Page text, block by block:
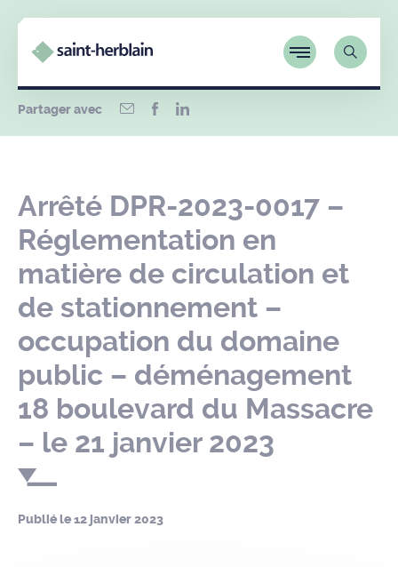
Partager avec
Arrêté DPR-2023-0017 –
Réglementation en
matière de circulation et
de stationnement –
occupation du domaine
public – déménagement
18 boulevard du Massacre
– le 21 janvier 2023
Publié le12 janvier 2023